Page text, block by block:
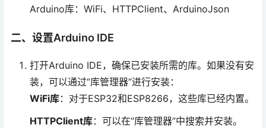
Arduino库：WiFi、HTTPClient、ArduinoJson
二、设置Arduino IDE
打开Arduino IDE，确保已安装所需的库。如果没有安
装，可以通过“库管理器”进行安装：
WiFi库：对于ESP32和ESP8266，这些库已经内置。
HTTPClient库：可以在“库管理器”中搜索并安装。